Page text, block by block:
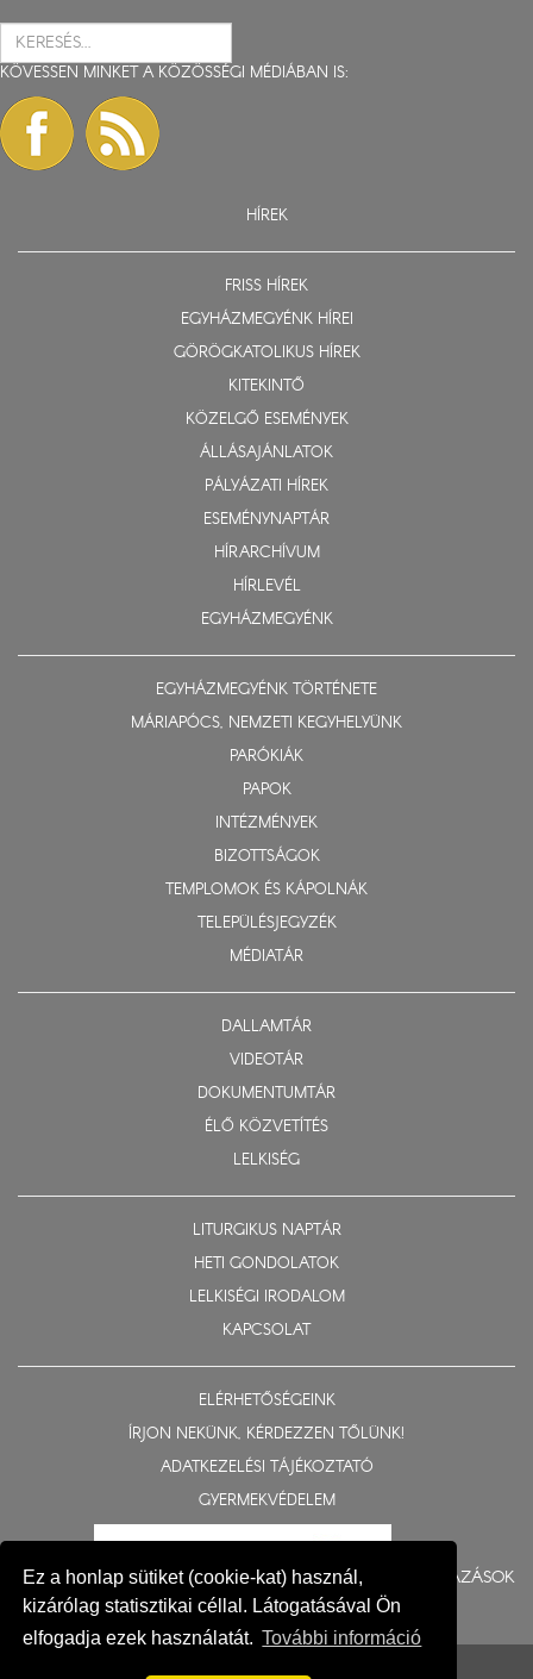
Ez a honlap sütiket (cookie-kat) használ,
kizárólag statisztikai céllal. Látogatásával Ön
elfogadja ezek használatát. További információ
KÖVESSEN MINKET A KÖZÖSSÉGI MÉDIÁBAN IS:
HÍREK
FRISS HÍREK
EGYHÁZMEGYÉNK HÍREI
GÖRÖGKATOLIKUS HÍREK
KITEKINTŐ
KÖZELGŐ ESEMÉNYEK
ÁLLÁSAJÁNLATOK
PÁLYÁZATI HÍREK
ESEMÉNYNAPTÁR
HÍRARCHÍVUM
HÍRLEVÉL
EGYHÁZMEGYÉNK
EGYHÁZMEGYÉNK TÖRTÉNETE
MÁRIAPÓCS, NEMZETI KEGYHELYÜNK
PARÓKIÁK
PAPOK
INTÉZMÉNYEK
BIZOTTSÁGOK
TEMPLOMOK ÉS KÁPOLNÁK
TELEPÜLÉSJEGYZÉK
MÉDIATÁR
DALLAMTÁR
VIDEOTÁR
DOKUMENTUMTÁR
ÉLŐ KÖZVETÍTÉS
LELKISÉG
LITURGIKUS NAPTÁR
HETI GONDOLATOK
LELKISÉGI IRODALOM
KAPCSOLAT
ELÉRHETŐSÉGEINK
ÍRJON NEKÜNK, KÉRDEZZEN TŐLÜNK!
ADATKEZELÉSI TÁJÉKOZTATÓ
GYERMEKVÉDELEM
BERUHÁZÁSOK